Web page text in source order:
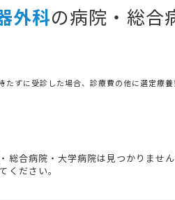
外科の病院・総合
たずに受診した場合、診療費の他に選定療養
総合病院・大学病院は見つかりません
ください。